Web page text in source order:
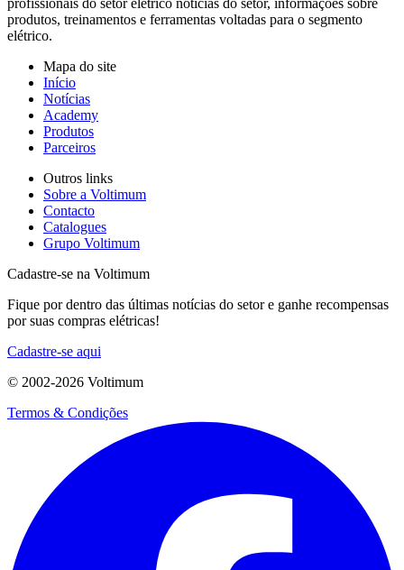
profissionais do setor elétrico notícias do setor, informações sobre
produtos, treinamentos e ferramentas voltadas para o segmento
elétrico.
Mapa do site
Início
Notícias
Academy
Produtos
Parceiros
Outros links
Sobre a Voltimum
Contacto
Catalogues
Grupo Voltimum
Cadastre-se na Voltimum
Fique por dentro das últimas notícias do setor e ganhe recompensas
por suas compras elétricas!
Cadastre-se aqui
© 2002-2026 Voltimum
Termos & Condições